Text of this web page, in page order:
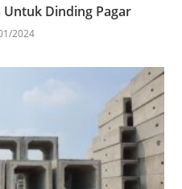
Untuk Dinding Pagar
2024